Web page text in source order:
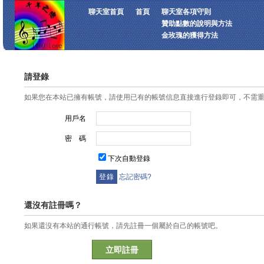
聊天室首頁 首頁
聊天室各項守則
贊助點數的說明與方法
金玫瑰的獲得方法
請登錄
如果您在本站已擁有帳號，請使用已有的帳號信息直接進行登錄即可，不需
用戶名
密 碼
下次自動登錄
忘記密碼?
還沒有註冊嗎？
如果還沒有本站的通行帳號，請先註冊一個屬於自己的帳號吧。
立即註冊